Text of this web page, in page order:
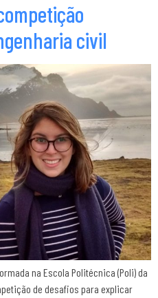
civil
na Escola Politécnica (Poli) da
de desafios para explicar